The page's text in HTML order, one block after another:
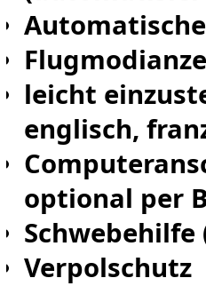
leicht
englisch,
optional per
Verpolschutz